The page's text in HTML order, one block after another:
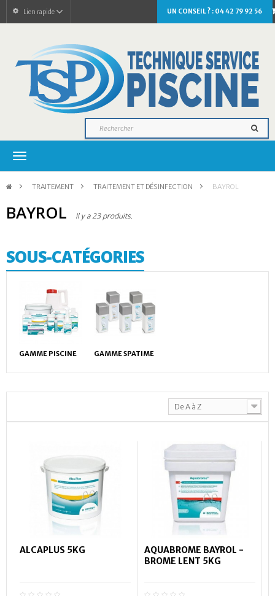
UN CONSEIL ? : 04 42 79 92 56
Lien rapide
Navigation
> TRAITEMENT > TRAITEMENT ET DÉSINFECTION > BAYROL
BAYROL Il y a 23 produits.
SOUS-CATÉGORIES
GAMME PISCINE GAMME SPATIME
De A à Z
ALCAPLUS 5KG
AQUABROME BAYROL -
BROME LENT 5KG